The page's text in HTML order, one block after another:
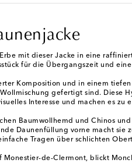
mit dieser Jacke in eine
für die Übergangszeit und
Komposition und in einem
gefertigt sind. Diese
Interesse und machen es
Baumwollhemd und Chinos
Daunenfüllung vorne macht
Tragen über schlichten
de-Clermont, blickt